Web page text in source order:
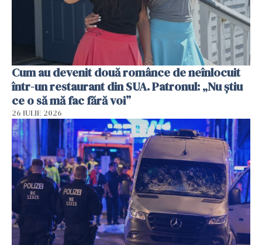
Cum au devenit două românce de neînlocuit
într-un restaurant din SUA. Patronul: „Nu știu
ce o să mă fac fără voi”
26 IULIE 2026